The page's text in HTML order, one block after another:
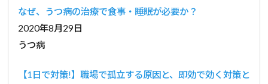
なぜ、うつ病の治療で食事・睡眠が必要か？
2020年8月29日
うつ病
【1日で対策!】職場で孤立する原因と、即効で効く対策と